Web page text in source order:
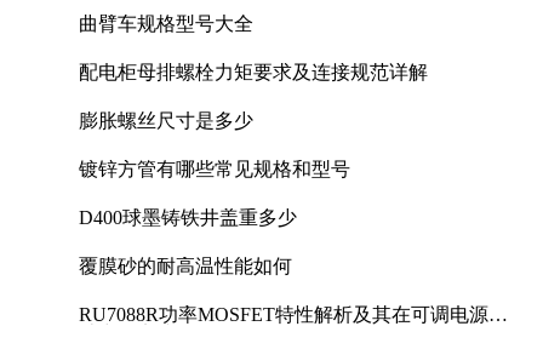
曲臂车规格型号大全
配电柜母排螺栓力矩要求及连接规范详解
膨胀螺丝尺寸是多少
镀锌方管有哪些常见规格和型号
D400球墨铸铁井盖重多少
覆膜砂的耐高温性能如何
RU7088R功率MOSFET特性解析及其在可调电源设